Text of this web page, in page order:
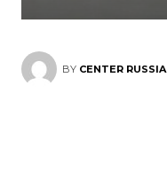
BY CENTER RUSSIA